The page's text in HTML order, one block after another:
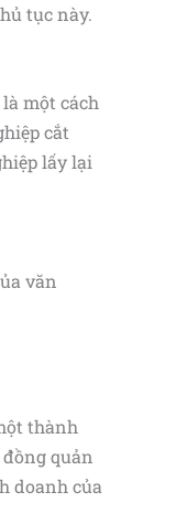
tục này.
một cách
cắt
lấy lại
văn
thành
quản
doanh của